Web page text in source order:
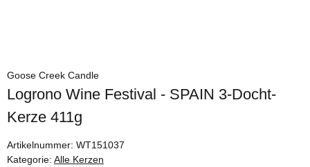
Goose Creek Candle
Logrono Wine Festival - SPAIN 3-Docht-
Kerze 411g
Artikelnummer: WT151037
Kategorie: Alle Kerzen